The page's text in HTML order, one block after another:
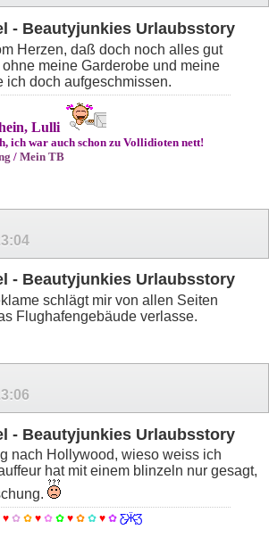
- Beautyjunkies Urlaubsstory
Herzen, daß doch noch alles gut
meine Garderobe und meine
ich doch aufgeschmissen.
Lulli
ich war auch schon zu Vollidioten nett!
/ Mein TB
- Beautyjunkies Urlaubsstory
schlägt mir von allen Seiten
Flughafengebäude verlasse.
- Beautyjunkies Urlaubsstory
nach Hollywood, wieso weiss ich
hat mit einem blinzeln nur gesagt,
♥✿ ✿ ♥✿✿♥✿✿♥✿Ƹ̵̡Ӝ̵̨̄Ʒ